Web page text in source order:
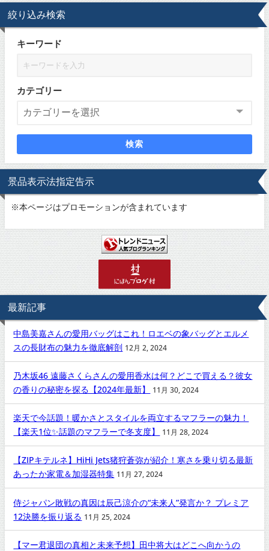
絞り込み検索
キーワード
カテゴリー
検索
景品表示法指定告示
※本ページはプロモーションが含まれています
最新記事
中島美嘉さんの愛用バッグはこれ！ロエベの象バッグとエルメ
スの長財布の魅力を徹底解剖 12月 2, 2024
乃木坂46 遠藤さくらさんの愛用香水は何？どこで買える？彼女
の香りの秘密を探る【2024年最新】
11月 30, 2024
楽天で今話題！暖かさとスタイルを両立するマフラーの魅力！
【楽天1位✨話題のマフラーで冬支度】
11月 28, 2024
【ZIPキテルネ】HiHi Jets猪狩蒼弥が紹介！寒さを乗り切る最新
あったか家電＆加湿器特集 11月 27, 2024
侍ジャパン敗戦の真因は辰己涼介の“未来人”発言か？ プレミア
12決勝を振り返る 11月 25, 2024
【マー君退団の真相と未来予想】田中将大はどこへ向かうの